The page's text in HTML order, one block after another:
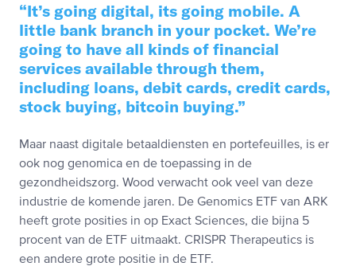
It’s going digital, its going mobile. A
little bank branch in your pocket. We’re
going to have all kinds of financial
services available through them,
including loans, debit cards, credit cards,
stock buying, bitcoin buying.
Maar naast digitale betaaldiensten en portefeuilles, is er
ook nog genomica en de toepassing in de
gezondheidszorg. Wood verwacht ook veel van deze
industrie de komende jaren. De Genomics ETF van ARK
heeft grote posities in op Exact Sciences, die bijna 5
procent van de ETF uitmaakt. CRISPR Therapeutics is
een andere grote positie in de ETF.